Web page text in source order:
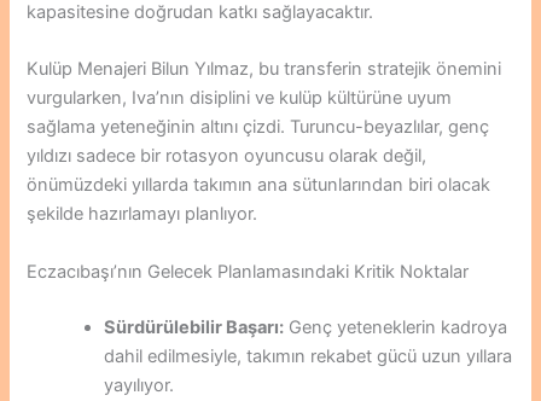
kapasitesine doğrudan katkı sağlayacaktır.
Kulüp Menajeri Bilun Yılmaz, bu transferin stratejik önemini
vurgularken, Iva’nın disiplini ve kulüp kültürüne uyum
sağlama yeteneğinin altını çizdi. Turuncu-beyazlılar, genç
yıldızı sadece bir rotasyon oyuncusu olarak değil,
önümüzdeki yıllarda takımın ana sütunlarından biri olacak
şekilde hazırlamayı planlıyor.
Eczacıbaşı’nın Gelecek Planlamasındaki Kritik Noktalar
Sürdürülebilir Başarı: Genç yeteneklerin kadroya
dahil edilmesiyle, takımın rekabet gücü uzun yıllara
yayılıyor.